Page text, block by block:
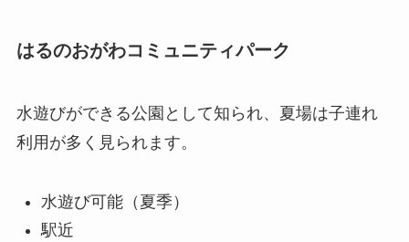
はるのおがわコミュニティパーク
水遊びができる公園として知られ、夏場は子連れ
利用が多く見られます。
水遊び可能（夏季）
駅近